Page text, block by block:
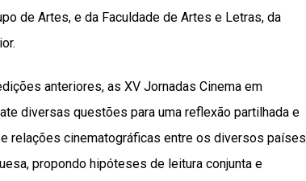
de Artes, e da Faculdade de Artes e Letras, da
anteriores, as XV Jornadas Cinema em
diversas questões para uma reflexão partilhada e
relações cinematográficas entre os diversos países
propondo hipóteses de leitura conjunta e